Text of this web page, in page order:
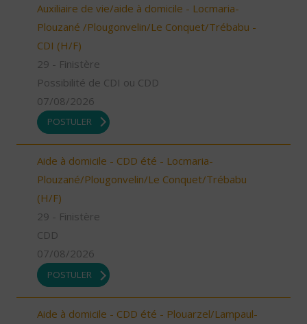
Auxiliaire de vie/aide à domicile - Locmaria-
Plouzané /Plougonvelin/Le Conquet/Trébabu -
CDI (H/F)
29 - Finistère
Possibilité de CDI ou CDD
07/08/2026
POSTULER
Aide à domicile - CDD été - Locmaria-
Plouzané/Plougonvelin/Le Conquet/Trébabu
(H/F)
29 - Finistère
CDD
07/08/2026
POSTULER
Aide à domicile - CDD été - Plouarzel/Lampaul-